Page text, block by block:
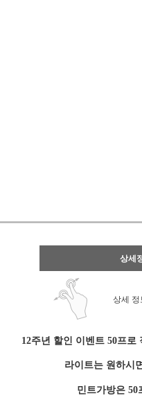
상세
상세
12주년 할인 이벤트 50프
라이트는 원하시
민트가방은